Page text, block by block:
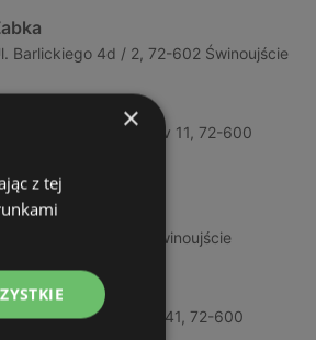
Barlickiego 4d / 2, 72-602 Świnoujście
Wybrzeze Władysława Iv 11, 72-600
Chrobrego 9, 72-600 Świnoujście
Bohaterów Września 41, 72-600
×
z tej